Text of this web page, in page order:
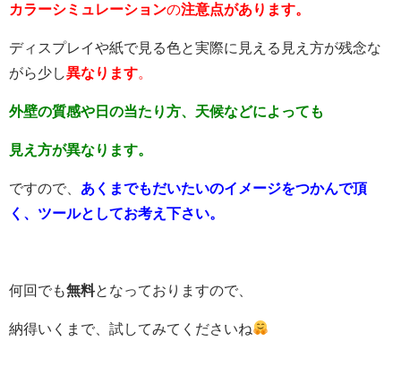
カラーシミュレーションの注意点があります。
ディスプレイや紙で見る色と実際に見える見え方が残念な
がら少し異なります。
外壁の質感や日の当たり方、天候などによっても
見え方が異なります。
ですので、 あくまでもだいたいのイメージをつかんで頂
く、ツールとしてお考え下さい。
何回でも無料となっておりますので、
納得いくまで、試してみてくださいね